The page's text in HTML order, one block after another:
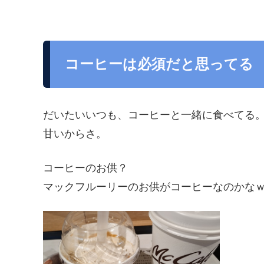
コーヒーは必須だと思ってる
だいたいいつも、コーヒーと一緒に食べてる
甘いからさ。
コーヒーのお供？
マックフルーリーのお供がコーヒーなのかな